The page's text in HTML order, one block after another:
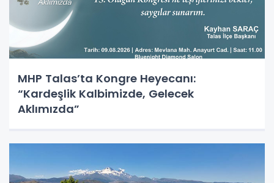
MHP Talas’ta Kongre Heyecanı:
“Kardeşlik Kalbimizde, Gelecek
Aklımızda”